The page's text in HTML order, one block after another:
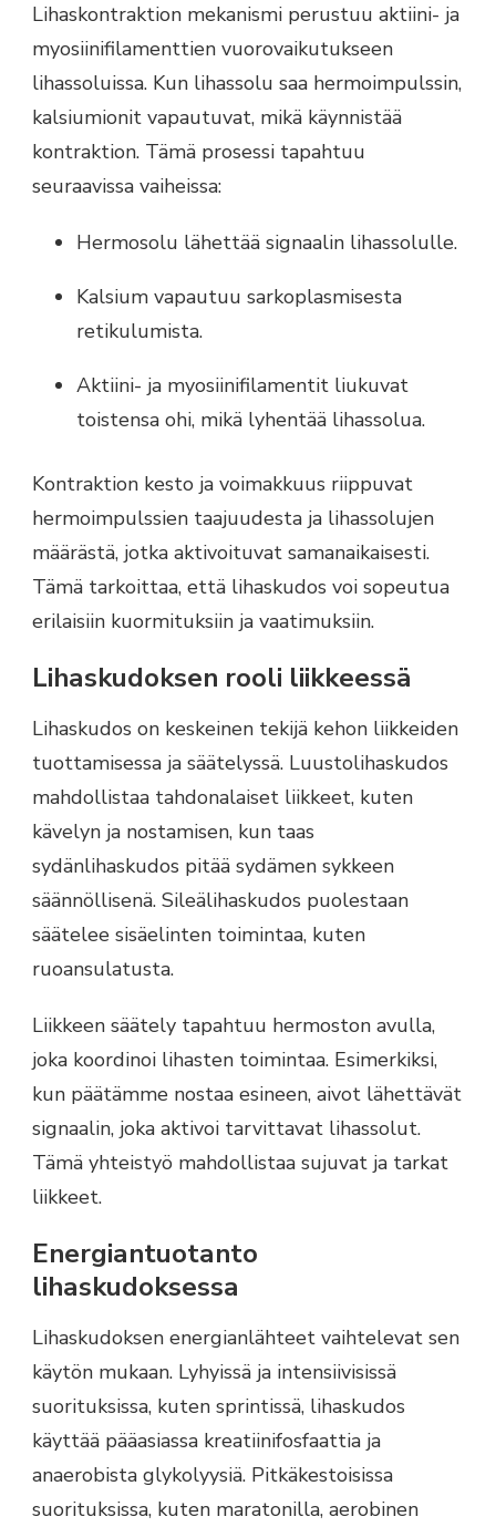
Lihaskontraktion mekanismi perustuu aktiini- ja
myosiinifilamenttien vuorovaikutukseen
lihassoluissa. Kun lihassolu saa hermoimpulssin,
kalsiumionit vapautuvat, mikä käynnistää
kontraktion. Tämä prosessi tapahtuu
seuraavissa vaiheissa:
Hermosolu lähettää signaalin lihassolulle.
Kalsium vapautuu sarkoplasmisesta
retikulumista.
Aktiini- ja myosiinifilamentit liukuvat
toistensa ohi, mikä lyhentää lihassolua.
Kontraktion kesto ja voimakkuus riippuvat
hermoimpulssien taajuudesta ja lihassolujen
määrästä, jotka aktivoituvat samanaikaisesti.
Tämä tarkoittaa, että lihaskudos voi sopeutua
erilaisiin kuormituksiin ja vaatimuksiin.
Lihaskudoksen rooli liikkeessä
Lihaskudos on keskeinen tekijä kehon liikkeiden
tuottamisessa ja säätelyssä. Luustolihaskudos
mahdollistaa tahdonalaiset liikkeet, kuten
kävelyn ja nostamisen, kun taas
sydänlihaskudos pitää sydämen sykkeen
säännöllisenä. Sileälihaskudos puolestaan
säätelee sisäelinten toimintaa, kuten
ruoansulatusta.
Liikkeen säätely tapahtuu hermoston avulla,
joka koordinoi lihasten toimintaa. Esimerkiksi,
kun päätämme nostaa esineen, aivot lähettävät
signaalin, joka aktivoi tarvittavat lihassolut.
Tämä yhteistyö mahdollistaa sujuvat ja tarkat
liikkeet.
Energiantuotanto
lihaskudoksessa
Lihaskudoksen energianlähteet vaihtelevat sen
käytön mukaan. Lyhyissä ja intensiivisissä
suorituksissa, kuten sprintissä, lihaskudos
käyttää pääasiassa kreatiinifosfaattia ja
anaerobista glykolyysiä. Pitkäkestoisissa
suorituksissa, kuten maratonilla, aerobinen